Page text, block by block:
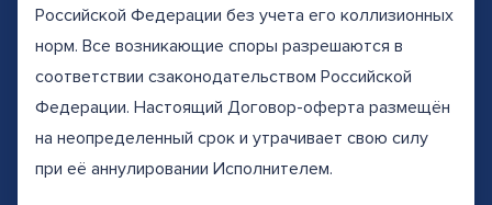
Российской Федерации без учета его коллизионных
норм. Все возникающие споры разрешаются в
соответствии сзаконодательством Российской
Федерации. Настоящий Договор-оферта размещён
на неопределенный срок и утрачивает свою силу
при её аннулировании Исполнителем.